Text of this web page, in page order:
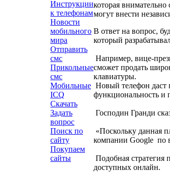
Инструкции
к телефонам
Новости
мобильного
мира
Отправить
смс
Прикольные
смс
Мобильные
ICQ
Скачать
Задать
вопрос
Поиск по
сайту
Покупаем
сайты
которая
могут внести
В ответ на вопрос,
который
Например, вице-
сможет продать
клавиатуры.
Новый телефон даст
функциональность и
Господин Гранди
«Поскольку данная
компании Google по
Подобная стратегия
доступных онлайн.